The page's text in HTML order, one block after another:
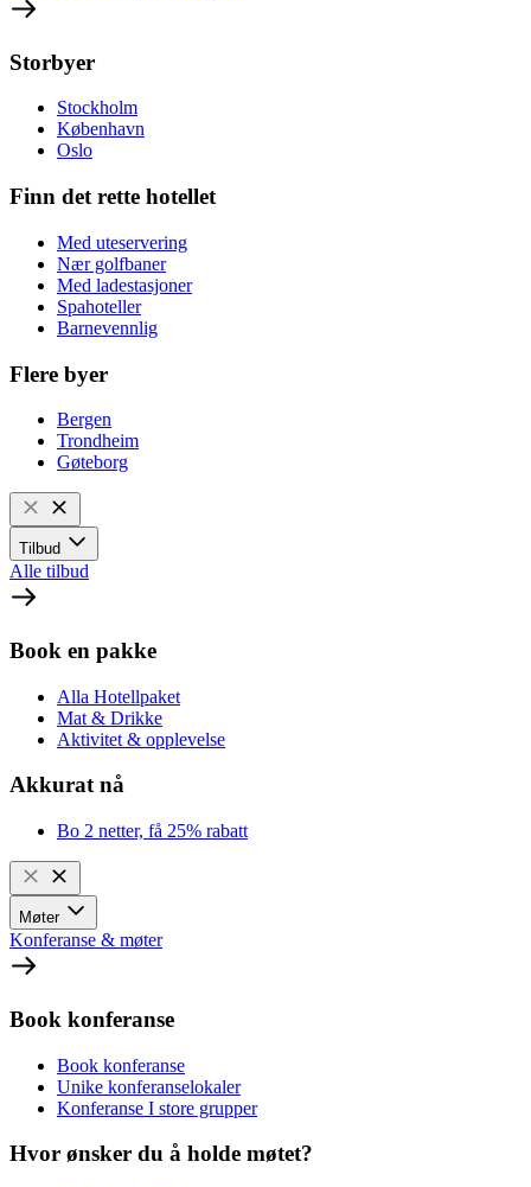
Storbyer
Stockholm
København
Oslo
Finn det rette hotellet
Med uteservering
Nær golfbaner
Med ladestasjoner
Spahoteller
Barnevennlig
Flere byer
Bergen
Trondheim
Gøteborg
Tilbud
Alle tilbud
Book en pakke
Alla Hotellpaket
Mat & Drikke
Aktivitet & opplevelse
Akkurat nå
Bo 2 netter, få 25% rabatt
Møter
Konferanse & møter
Book konferanse
Book konferanse
Unike konferanselokaler
Konferanse I store grupper
Hvor ønsker du å holde møtet?